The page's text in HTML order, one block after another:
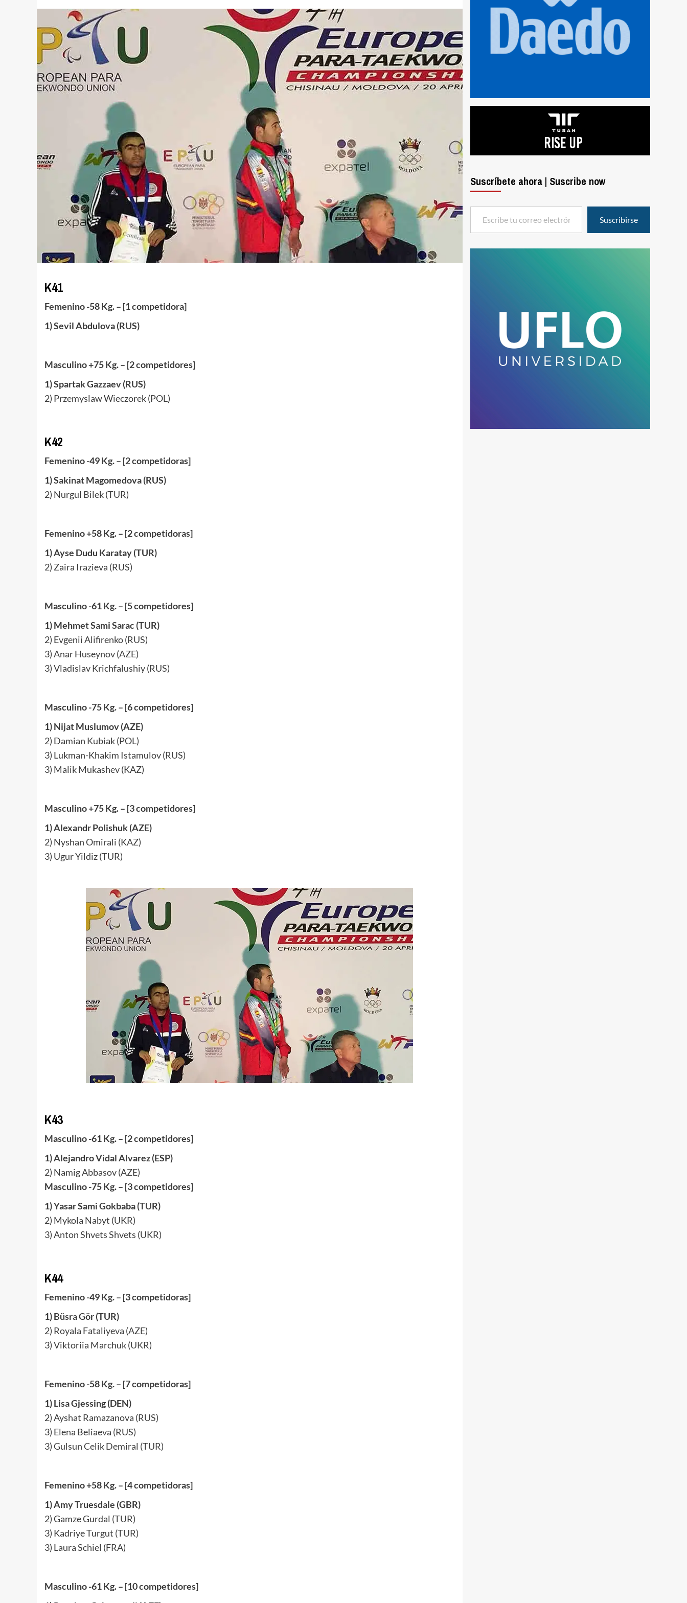
K41
Femenino -58 Kg. – [1 competidora]
1) Sevil Abdulova (RUS)
Masculino +75 Kg. – [2 competidores]
1) Spartak Gazzaev (RUS)
2) Przemyslaw Wieczorek (POL)
K42
Femenino -49 Kg. – [2 competidoras]
1) Sakinat Magomedova (RUS)
2) Nurgul Bilek (TUR)
Femenino +58 Kg. – [2 competidoras]
1) Ayse Dudu Karatay (TUR)
2) Zaira Irazieva (RUS)
Masculino -61 Kg. – [5 competidores]
1) Mehmet Sami Sarac (TUR)
2) Evgenii Alifirenko (RUS)
3) Anar Huseynov (AZE)
3) Vladislav Krichfalushiy (RUS)
Masculino -75 Kg. – [6 competidores]
1) Nijat Muslumov (AZE)
2) Damian Kubiak (POL)
3) Lukman-Khakim Istamulov (RUS)
3) Malik Mukashev (KAZ)
Masculino +75 Kg. – [3 competidores]
1) Alexandr Polishuk (AZE)
2) Nyshan Omirali (KAZ)
3) Ugur Yildiz (TUR)
K43
Masculino -61 Kg. – [2 competidores]
1) Alejandro Vidal Alvarez (ESP)
2) Namig Abbasov (AZE)
Masculino -75 Kg. – [3 competidores]
1) Yasar Sami Gokbaba (TUR)
2) Mykola Nabyt (UKR)
3) Anton Shvets Shvets (UKR)
K44
Femenino -49 Kg. – [3 competidoras]
1) Büsra Gör (TUR)
2) Royala Fataliyeva (AZE)
3) Viktoriia Marchuk (UKR)
Femenino -58 Kg. – [7 competidoras]
1) Lisa Gjessing (DEN)
2) Ayshat Ramazanova (RUS)
3) Elena Beliaeva (RUS)
3) Gulsun Celik Demiral (TUR)
Femenino +58 Kg. – [4 competidoras]
1) Amy Truesdale (GBR)
2) Gamze Gurdal (TUR)
3) Kadriye Turgut (TUR)
3) Laura Schiel (FRA)
Masculino -61 Kg. – [10 competidores]
Suscríbete ahora | Suscribe now
Escribe tu correo electrónico…
Suscribirse